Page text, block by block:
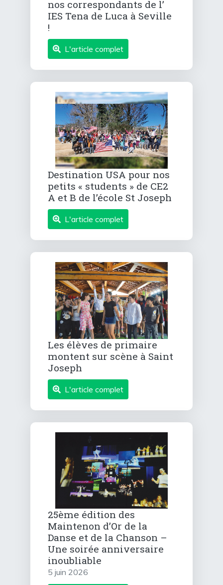
nos correspondants de l’
IES Tena de Luca à Seville
!
L'article complet
Destination USA pour nos
petits « students » de CE2
A et B de l’école St Joseph
L'article complet
Les élèves de primaire
montent sur scène à Saint
Joseph
L'article complet
25ème édition des
Maintenon d’Or de la
Danse et de la Chanson –
Une soirée anniversaire
inoubliable
5 juin 2026